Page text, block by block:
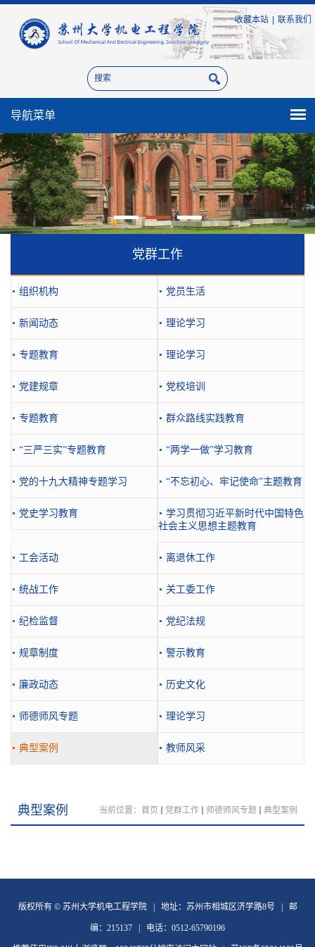
收藏本站 联系我们
导航菜单
党群工作
组织机构 党员生活
新闻动态 理论学习
专题教育 理论学习
党建规章 党校培训
专题教育 群众路线实践教育
“三严三实”专题教育 “两学一做”学习教育
党的十九大精神专题学习 “不忘初心、牢记使命”主题教育
党史学习教育
学习贯彻习近平新时代中国特色
社会主义思想主题教育
工会活动 离退休工作
统战工作 关工委工作
纪检监督 党纪法规
规章制度 警示教育
廉政动态 历史文化
师德师风专题 理论学习
典型案例 教师风采
典型案例 当前位置： 首页 党群工作 师德师风专题 典型案例
版权所有 © 苏州大学机电工程学院 | 地址：苏州市相城区济学路8号 | 邮
编：215137 | 电话：0512-65790196